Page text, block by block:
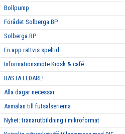
Bollpump
Förådet Solberga BP
Solberga BP
En app rättvis speltid
Informationsmöte Kiosk & café
BÄSTA LEDARE!
Alla dagar necessär
Anmälan till futsalserierna
Nyhet: tränarutbildning i mikroformat